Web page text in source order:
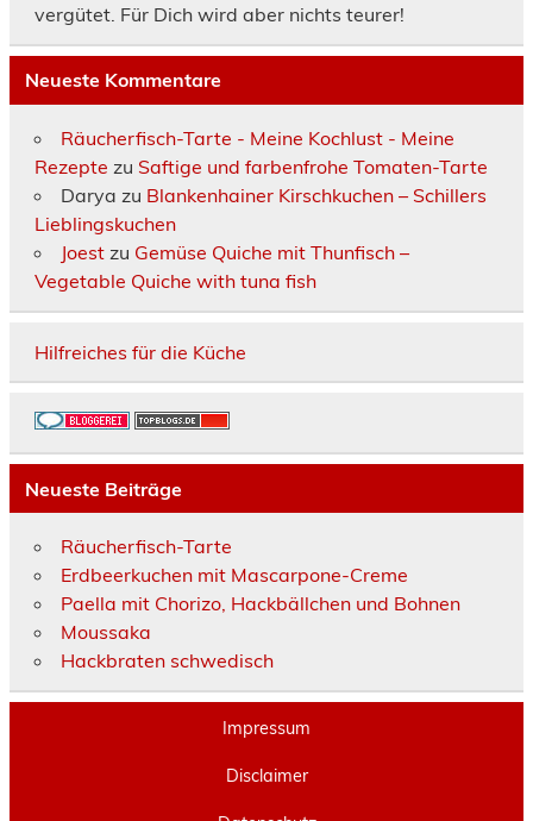
vergütet. Für Dich wird aber nichts teurer!
Neueste Kommentare
Räucherfisch-Tarte - Meine Kochlust - Meine
Rezepte zu Saftige und farbenfrohe Tomaten-Tarte
Darya zu Blankenhainer Kirschkuchen – Schillers
Lieblingskuchen
Joestzu Gemüse Quiche mit Thunfisch –
Vegetable Quiche with tuna fish
Hilfreiches für die Küche
Neueste Beiträge
Räucherfisch-Tarte
Erdbeerkuchen mit Mascarpone-Creme
Paella mit Chorizo, Hackbällchen und Bohnen
Moussaka
Hackbraten schwedisch
Impressum
Disclaimer